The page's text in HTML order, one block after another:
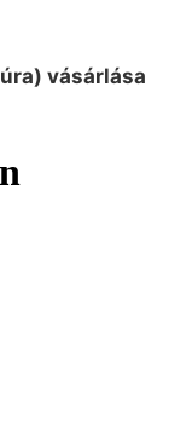
vásárlása